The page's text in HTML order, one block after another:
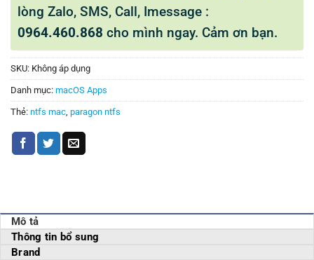
lòng Zalo, SMS, Call, Imessage :
0964.460.868 cho mình ngay. Cảm ơn bạn.
SKU: Không áp dụng
Danh mục: macOS Apps
Thẻ: ntfs mac, paragon ntfs
Mô tả
Thông tin bổ sung
Brand